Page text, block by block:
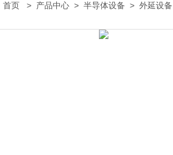
首页 > 产品中心 > 半导体设备 > 外延设备